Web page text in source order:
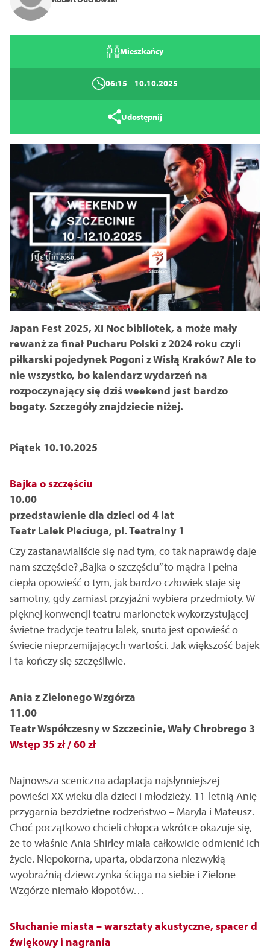
Tryb wysokiego kontrastu
14 16
Zamknij
Mieszkańcy
06:15 10.10.2025
Udostępnij
Japan Fest 2025, XI Noc bibliotek, a może mały
rewanż za finał Pucharu Polski z 2024 roku czyli
piłkarski pojedynek Pogoni z Wisłą Kraków? Ale to
nie wszystko, bo kalendarz wydarzeń na
rozpoczynający się dziś weekend jest bardzo
bogaty. Szczegóły znajdziecie niżej.
Piątek 10.10.2025
Bajka o szczęściu
10.00
przedstawienie dla dzieci od 4 lat
Teatr Lalek Pleciuga, pl. Teatralny 1
Czy zastanawialiście się nad tym, co tak naprawdę daje
nam szczęście? „Bajka o szczęściu” to mądra i pełna
ciepła opowieść o tym, jak bardzo człowiek staje się
samotny, gdy zamiast przyjaźni wybiera przedmioty. W
pięknej konwencji teatru marionetek wykorzystującej
świetne tradycje teatru lalek, snuta jest opowieść o
świecie nieprzemijających wartości. Jak większość bajek
i ta kończy się szczęśliwie.
Ania z Zielonego Wzgórza
11.00
Teatr Współczesny w Szczecinie, Wały Chrobrego 3
Wstęp 35 zł / 60 zł
Najnowsza sceniczna adaptacja najsłynniejszej
powieści XX wieku dla dzieci i młodzieży. 11-letnią Anię
przygarnia bezdzietne rodzeństwo – Maryla i Mateusz.
Choć początkowo chcieli chłopca wkrótce okazuje się,
że to właśnie Ania Shirley miała całkowicie odmienić ich
życie. Niepokorna, uparta, obdarzona niezwykłą
wyobraźnią dziewczynka ściąga na siebie i Zielone
Wzgórze niemało kłopotów…
Słuchanie miasta – warsztaty akustyczne, spacer d
źwiękowy i nagrania